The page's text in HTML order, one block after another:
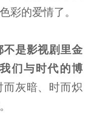
彩的爱情了。
不是影视剧里金
们与时代的博
而灰暗、时而炽